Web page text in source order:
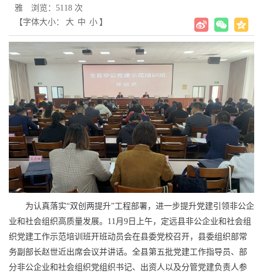
雅
浏览： 5118 次
【字体大小：
大 中 小 】
为认真落实“双创两提升”工程部署，进一步提升党建引领非公企
业和社会组织高质量发展。11月9日上午，定远县非公企业和社会组
织党建工作示范培训班开班动员会在县委党校召开，县委组织部常
务副部长赵世近出席会议并讲话。全县第五批党建工作指导员、部
分非公企业和社会组织党组织书记、出资人以及分管党建负责人参